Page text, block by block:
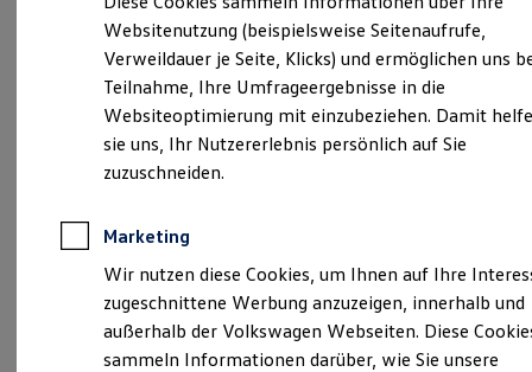
Garantien
Wartungsverträge
Geschäftskunden
Professional Class bei Volkswagen
Großkunden
Behörden
Direktkunden
Sonderfahrzeuge
Anpfiff zum Gewinn
Elektroautos
ID. Tutorials
Elektrofahrzeugkonzepte
Reichweite
Reichweite der ID. Modelle
Reichweite im Winter
Verantwortlich für die Inhalte auf dieser Seite ist die Autohaus
Minrath GmbH & Co. KG (Impressum & Rechtliches)
Weseler Straße 150 - 152, 47608 Geldern
Montag - Freitag 07:30 18:00
Uhr
Samstag
09:00 -13:00 Uhr
Sonntag
Geschlossen
Websitenutzung (beispielsweise Seitenaufrufe,
Verweildauer je Seite, Klicks) und ermöglichen uns
Teilnahme, Ihre Umfrageergebnisse in die
Websiteoptimierung mit einzubeziehen. Damit
sie uns, Ihr Nutzererlebnis persönlich auf Sie
zuzuschneiden.
Marketing
Wir nutzen diese Cookies, um Ihnen auf Ihre
zugeschnittene Werbung anzuzeigen, innerhalb und
außerhalb der Volkswagen Webseiten. Diese
sammeln Informationen darüber, wie Sie unsere